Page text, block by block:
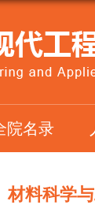
院名录
材料科学